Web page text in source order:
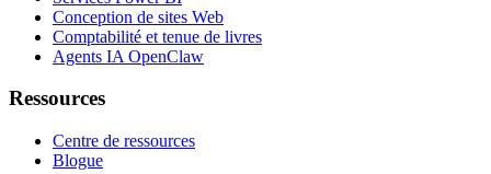
Conception de sites Web
Comptabilité et tenue de livres
Agents IA OpenClaw
Ressources
Centre de ressources
Blogue